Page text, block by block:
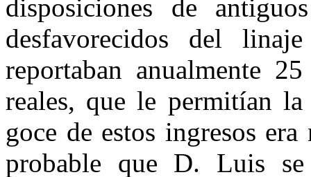
disposiciones de
desfavorecidos del
reportaban anualmente
reales, que le permitían
goce de estos ingresos
probable que D. Luis